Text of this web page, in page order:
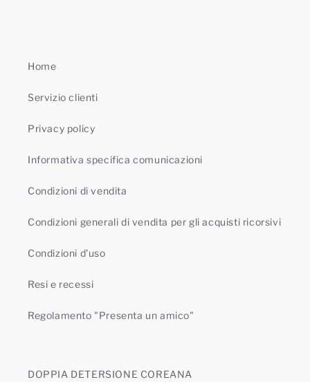
Home
Servizio clienti
Privacy policy
Informativa specifica comunicazioni
Condizioni di vendita
Condizioni generali di vendita per gli acquisti ricorsivi
Condizioni d'uso
Resi e recessi
Regolamento "Presenta un amico"
DOPPIA DETERSIONE COREANA